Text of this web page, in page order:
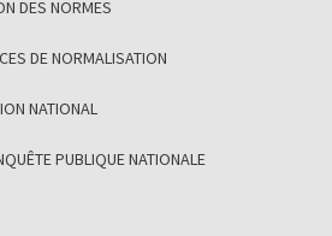
DES NORMES
DE NORMALISATION
NATIONAL
PUBLIQUE NATIONALE